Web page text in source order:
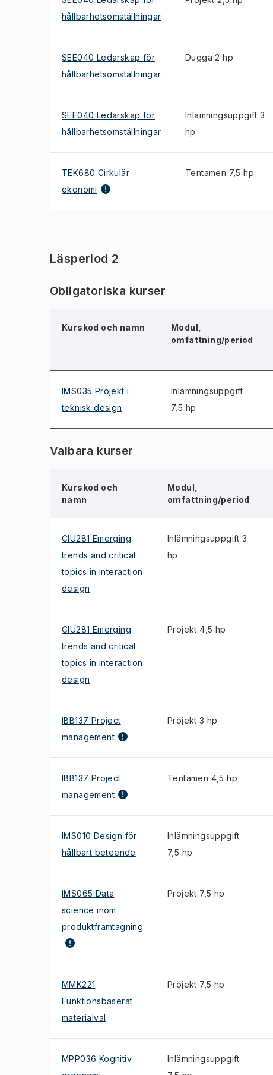
hållbarhetsomställningar
SEE040 Ledarskap för
hållbarhetsomställningar
Dugga 2 hp
SEE040 Ledarskap för
hållbarhetsomställningar
Inlämningsuppgift 3
hp
TEK680 Cirkulär
ekonomi
Tentamen 7,5 hp
Läsperiod 2
Obligatoriska kurser
Kurskod och namn
Modul,
omfattning/period
IMS035 Projekt i
teknisk design
Inlämningsuppgift
7,5 hp
Valbara kurser
Kurskod och
namn
Modul,
omfattning/period
CIU281 Emerging
trends and critical
topics in interaction
design
Inlämningsuppgift 3
hp
CIU281 Emerging
trends and critical
topics in interaction
design
Projekt 4,5 hp
IBB137 Project
management
Projekt 3 hp
IBB137 Project
management
Tentamen 4,5 hp
IMS010 Design för
hållbart beteende
Inlämningsuppgift
7,5 hp
IMS065 Data
science inom
produktframtagning
Projekt 7,5 hp
MMK221
Funktionsbaserat
materialval
Projekt 7,5 hp
MPP036 Kognitiv
Inlämningsuppgift